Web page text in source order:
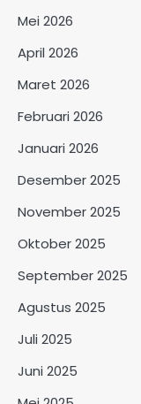
Mei 2026
April 2026
Maret 2026
Februari 2026
Januari 2026
Desember 2025
November 2025
Oktober 2025
September 2025
Agustus 2025
Juli 2025
Juni 2025